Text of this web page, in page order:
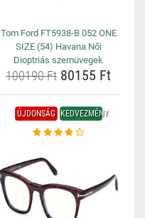
Tom Ford FT5938-B 052 ONE
SIZE (54) Havana Női
Dioptriás szemüvegek
100190 Ft 80155 Ft
ÚJDONSÁG KEDVEZMÉNY